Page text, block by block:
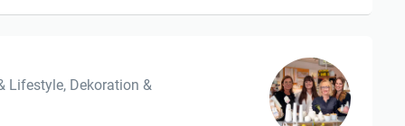
Lifestyle, Dekoration &